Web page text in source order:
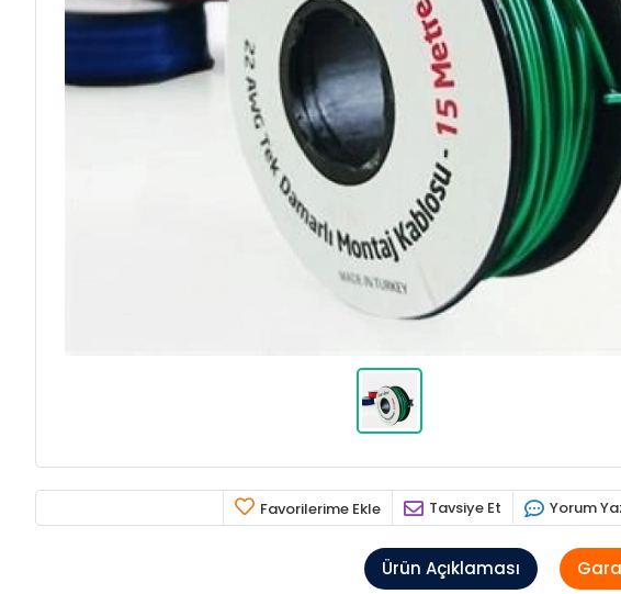
Favorilerime Ekle Tavsiye Et Yorum
Ürün Açıklaması